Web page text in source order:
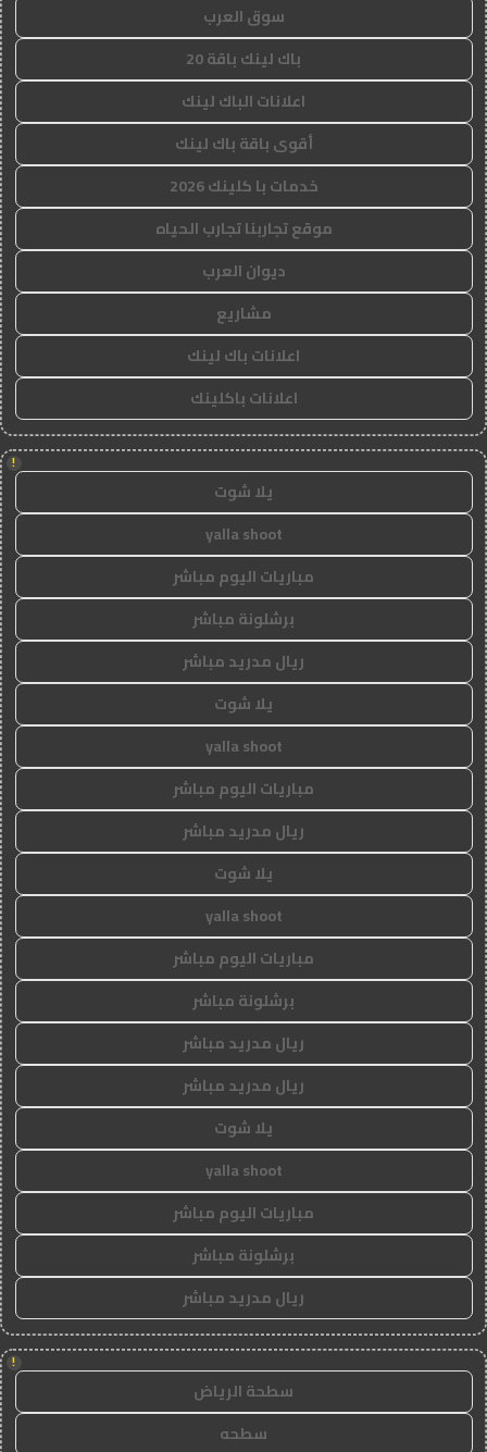
سوق العرب
باك لينك باقة 20
اعلانات الباك لينك
أقوى باقة باك لينك
خدمات با كلينك 2026
موقع تجاربنا تجارب الحياه
ديوان العرب
مشاريع
اعلانات باك لينك
اعلانات باكلينك
!
يلا شوت
yalla shoot
مباريات اليوم مباشر
برشلونة مباشر
ريال مدريد مباشر
يلا شوت
yalla shoot
مباريات اليوم مباشر
ريال مدريد مباشر
يلا شوت
yalla shoot
مباريات اليوم مباشر
برشلونة مباشر
ريال مدريد مباشر
ريال مدريد مباشر
يلا شوت
yalla shoot
مباريات اليوم مباشر
برشلونة مباشر
ريال مدريد مباشر
!
سطحة الرياض
سطحه